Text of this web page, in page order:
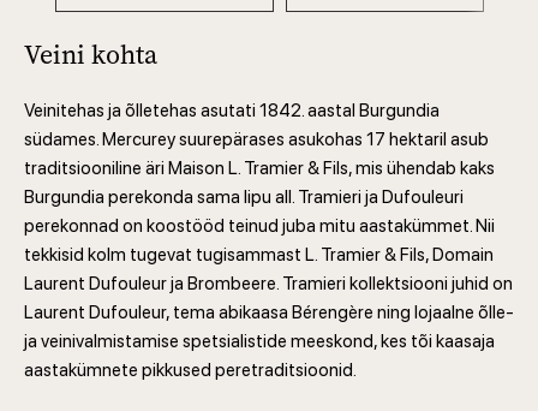
Veini kohta
Veinitehas ja õlletehas asutati 1842. aastal Burgundia
südames. Mercurey suurepärases asukohas 17 hektaril asub
traditsiooniline äri Maison L. Tramier & Fils, mis ühendab kaks
Burgundia perekonda sama lipu all. Tramieri ja Dufouleuri
perekonnad on koostööd teinud juba mitu aastakümmet. Nii
tekkisid kolm tugevat tugisammast L. Tramier & Fils, Domain
Laurent Dufouleur ja Brombeere. Tramieri kollektsiooni juhid on
Laurent Dufouleur, tema abikaasa Bérengère ning lojaalne õlle-
ja veinivalmistamise spetsialistide meeskond, kes tõi kaasaja
aastakümnete pikkused peretraditsioonid.